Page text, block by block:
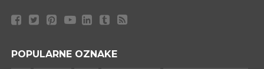
POPULARNE OZNAKE